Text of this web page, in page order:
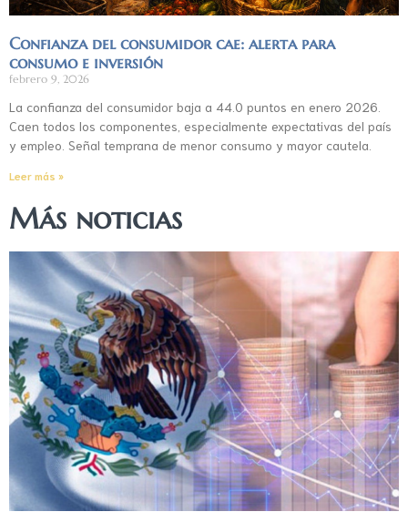
Confianza del consumidor cae: alerta para
consumo e inversión
febrero 9, 2026
La confianza del consumidor baja a 44.0 puntos en enero 2026.
Caen todos los componentes, especialmente expectativas del país
y empleo. Señal temprana de menor consumo y mayor cautela.
Leer más »
Más noticias